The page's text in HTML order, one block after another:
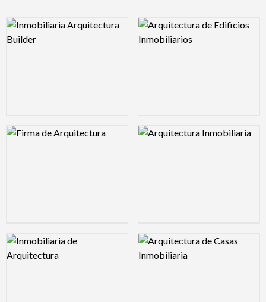
Logo Preview Image Logo Preview Image
Logo Preview Image Logo Preview Image
Logo Preview Image Logo Preview Image